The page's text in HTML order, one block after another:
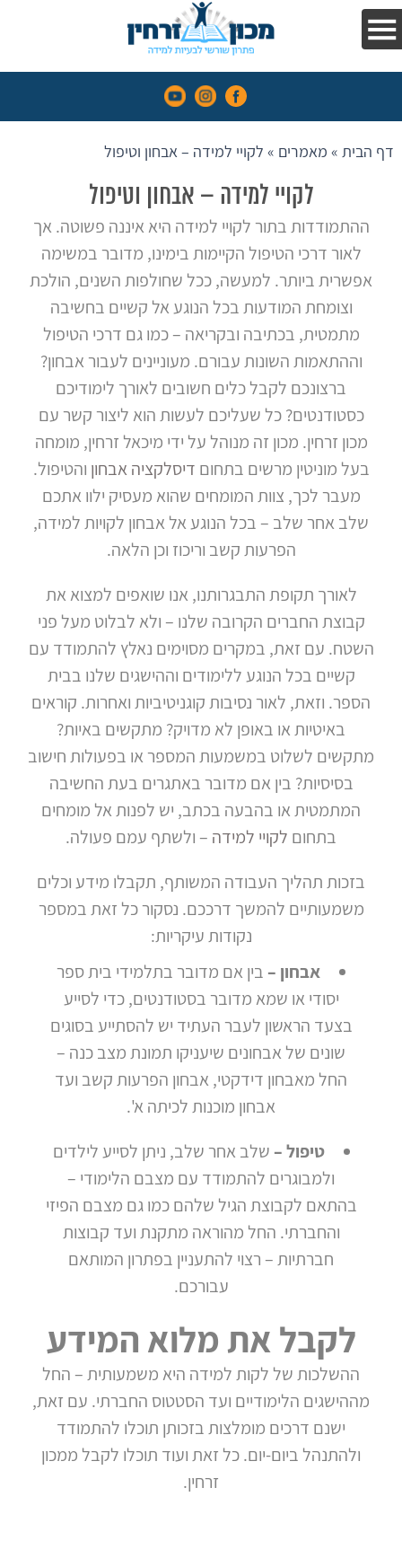
וריכוז
השיטה
עדויות
והמלצות
אנחנו
בתקשורת
קורסים
מאמרים
צור
קשר
דף הבית» מאמרים » לקויי למידה – אבחון וטיפול
לקויי למידה – אבחון וטיפול
ההתמודדות בתור לקויי למידה היא איננה פשוטה. אך
לאור דרכי הטיפול הקיימות בימינו, מדובר במשימה
אפשרית ביותר. למעשה, ככל שחולפות השנים, הולכת
וצומחת המודעות בכל הנוגע אל קשיים בחשיבה
מתמטית, בכתיבה ובקריאה – כמו גם דרכי הטיפול
וההתאמות השונות עבורם. מעוניינים לעבור אבחון?
ברצונכם לקבל כלים חשובים לאורך לימודיכם
כסטודנטים? כל שעליכם לעשות הוא ליצור קשר עם
מכון זרחין. מכון זה מנוהל על ידי מיכאל זרחין, מומחה
בעל מוניטין מרשים בתחום דיסלקציה אבחון והטיפול.
מעבר לכך, צוות המומחים שהוא מעסיק ילוו אתכם
שלב אחר שלב – בכל הנוגע אל אבחון לקויות למידה,
הפרעות קשב וריכוז וכן הלאה.
לאורך תקופת התבגרותנו, אנו שואפים למצוא את
קבוצת החברים הקרובה שלנו – ולא לבלוט מעל פני
השטח. עם זאת, במקרים מסוימים נאלץ להתמודד עם
קשיים בכל הנוגע ללימודים וההישגים שלנו בבית
הספר. וזאת, לאור נסיבות קוגניטיביות ואחרות. קוראים
באיטיות או באופן לא מדויק? מתקשים באיות?
מתקשים לשלוט במשמעות המספר או בפעולות חישוב
בסיסיות? בין אם מדובר באתגרים בעת החשיבה
המתמטית או בהבעה בכתב, יש לפנות אל מומחים
בתחום לקויי למידה – ולשתף עמם פעולה.
בזכות תהליך העבודה המשותף, תקבלו מידע וכלים
משמעותיים להמשך דרככם. נסקור כל זאת במספר
נקודות עיקריות:
אבחון – בין אם מדובר בתלמידי בית ספר
יסודי או שמא מדובר בסטודנטים, כדי לסייע
בצעד הראשון לעבר העתיד יש להסתייע בסוגים
שונים של אבחונים שיעניקו תמונת מצב כנה –
החל מאבחון דידקטי, אבחון הפרעות קשב ועד
אבחון מוכנות לכיתה א'.
טיפול – שלב אחר שלב, ניתן לסייע לילדים
ולמבוגרים להתמודד עם מצבם הלימודי –
בהתאם לקבוצת הגיל שלהם כמו גם מצבם הפיזי
והחברתי. החל מהוראה מתקנת ועד קבוצות
חברתיות – רצוי להתעניין בפתרון המותאם
עבורכם.
לקבל את מלוא המידע
ההשלכות של לקות למידה היא משמעותית – החל
מההישגים הלימודיים ועד הסטטוס החברתי. עם זאת,
ישנם דרכים מומלצות בזכותן תוכלו להתמודד
ולהתנהל ביום-יום. כל זאת ועוד תוכלו לקבל ממכון
זרחין.